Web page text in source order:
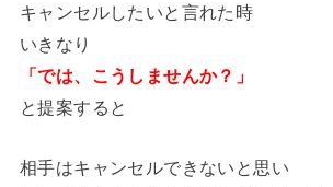
キャンセルしたいと言れた時
いきなり
「では、こうしませんか？」
と提案すると
相手はキャンセルできないと思い